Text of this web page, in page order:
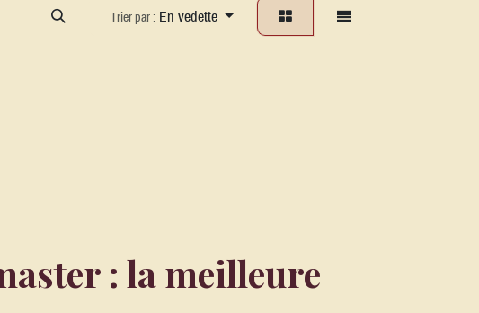
Trier par : En vedette
: la meilleure